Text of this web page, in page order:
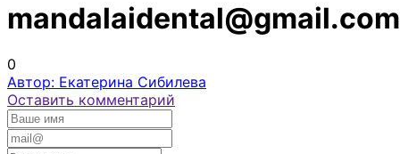
mandalaidental@gmail.com
0
Автор: Екатерина Сибилева
Оставить комментарий